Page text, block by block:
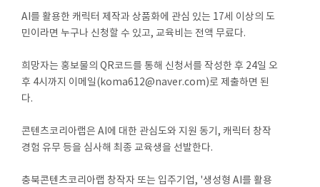
AI를 활용한 캐릭터 제작과 상품화에 관심 있는 17세 이상의 도
민이라면 누구나 신청할 수 있고, 교육비는 전액 무료다.
희망자는 홍보물의 QR코드를 통해 신청서를 작성한 후 24일 오
후 4시까지 이메일(koma612@naver.com)로 제출하면 된
다.
콘텐츠코리아랩은 AI에 대한 관심도와 지원 동기, 캐릭터 창작
경험 유무 등을 심사해 최종 교육생을 선발한다.
충북콘텐츠코리아랩 창작자 또는 입주기업, '생성형 AI를 활용